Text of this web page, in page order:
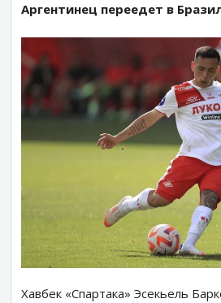
Аргентинец переедет в
Хавбек «Спартака» Эсекьель